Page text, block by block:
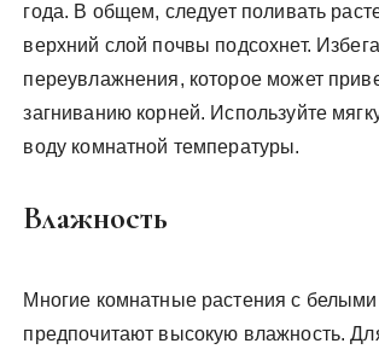
года. В общем, следует поливать
верхний слой почвы подсохнет.
переувлажнения, которое может
загниванию корней. Используйте
воду комнатной температуры.
Влажность
Многие комнатные растения с белыми
предпочитают высокую влажность.